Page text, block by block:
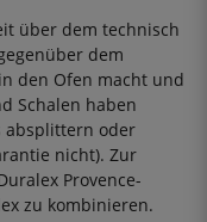
über dem technisch
dem
den Ofen macht und
Schalen haben
absplittern oder
nicht). Zur
Provence-
zu kombinieren.